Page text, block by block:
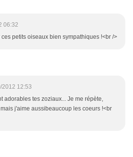
06:32
petits oiseaux bien sympathiques !<br />
2012 12:53
adorables tes zoziaux... Je me répète,
j'aime aussibeaucoup les coeurs !<br